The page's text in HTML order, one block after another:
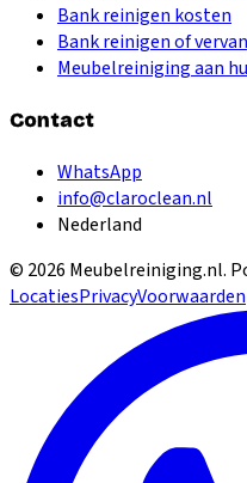
Bank reinigen kosten
Bank reinigen of
Meubelreiniging aan
Contact
WhatsApp
info@claroclean.nl
Nederland
© 2026 Meubelreiniging.nl.
LocatiesPrivacyVoorwaarden